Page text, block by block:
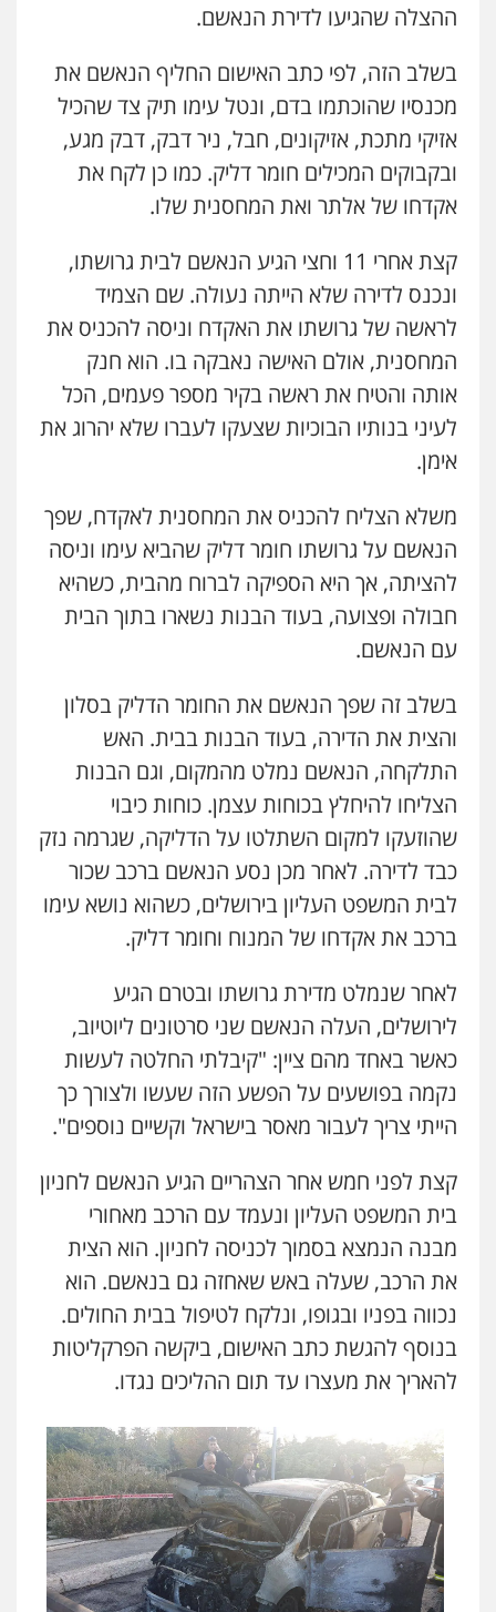
ההצלה שהגיעו לדירת הנאשם.
בשלב הזה, לפי כתב האישום החליף הנאשם את
מכנסיו שהוכתמו בדם, ונטל עימו תיק צד שהכיל
אזיקי מתכת, אזיקונים, חבל, ניר דבק, דבק מגע,
ובקבוקים המכילים חומר דליק. כמו כן לקח את
אקדחו של אלתר ואת המחסנית שלו.
קצת אחרי 11 וחצי הגיע הנאשם לבית גרושתו,
ונכנס לדירה שלא הייתה נעולה. שם הצמיד
לראשה של גרושתו את האקדח וניסה להכניס את
המחסנית, אולם האישה נאבקה בו. הוא חנק
אותה והטיח את ראשה בקיר מספר פעמים, הכל
לעיני בנותיו הבוכיות שצעקו לעברו שלא יהרוג את
אימן.
משלא הצליח להכניס את המחסנית לאקדח, שפך
הנאשם על גרושתו חומר דליק שהביא עימו וניסה
להציתה, אך היא הספיקה לברוח מהבית, כשהיא
חבולה ופצועה, בעוד הבנות נשארו בתוך הבית
עם הנאשם.
בשלב זה שפך הנאשם את החומר הדליק בסלון
והצית את הדירה, בעוד הבנות בבית. האש
התלקחה, הנאשם נמלט מהמקום, וגם הבנות
הצליחו להיחלץ בכוחות עצמן. כוחות כיבוי
שהוזעקו למקום השתלטו על הדליקה, שגרמה נזק
כבד לדירה. לאחר מכן נסע הנאשם ברכב שכור
לבית המשפט העליון בירושלים, כשהוא נושא עימו
ברכב את אקדחו של המנוח וחומר דליק.
לאחר שנמלט מדירת גרושתו ובטרם הגיע
לירושלים, העלה הנאשם שני סרטונים ליוטיוב,
כאשר באחד מהם ציין: "קיבלתי החלטה לעשות
נקמה בפושעים על הפשע הזה שעשו ולצורך כך
הייתי צריך לעבור מאסר בישראל וקשיים נוספים".
קצת לפני חמש אחר הצהריים הגיע הנאשם לחניון
בית המשפט העליון ונעמד עם הרכב מאחורי
מבנה הנמצא בסמוך לכניסה לחניון. הוא הצית
את הרכב, שעלה באש שאחזה גם בנאשם. הוא
נכווה בפניו ובגופו, ונלקח לטיפול בבית החולים.
בנוסף להגשת כתב האישום, ביקשה הפרקליטות
להאריך את מעצרו עד תום ההליכים נגדו.
ניר קידר – צלם
צילום עורכי דין שירותים מקצועיים לעורכי
דין
0504578527
רונן הלל – מוניטין
מחיקת כתבות מגוגל ודחיקת אזכורים
שליליים
שירותים מקצועיים לעורכי דין
0522508109
אחסון אתרים
מהירות הגנה גיבוי תמיכה שירותים
מקצועיים לעורכי דין
מרכז התחלה חדשה
אסירים עבירות מין שירותים מקצועיים
לעורכי דין